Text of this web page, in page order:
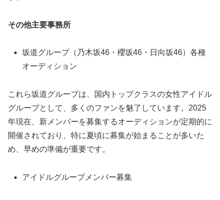
その他主要事務所
坂道グループ（乃木坂46・櫻坂46・日向坂46）各種
オーディション
これら坂道グループは、国内トップクラスの女性アイドル
グループとして、多くのファンを魅了しています。2025
年現在、新メンバーを募集するオーディションが定期的に
開催されており、特に夏頃に募集が始まることが多いた
め、早めの準備が重要です。
アイドルグループメンバー募集